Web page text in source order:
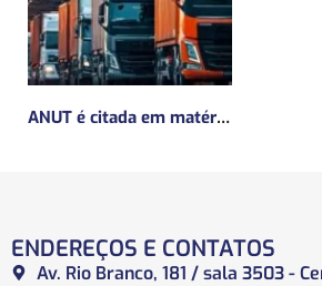
ANUT é citada em matéria da Mundo Logística sobre a MP do Frete
ENDEREÇOS E CONTATOS
Av. Rio Branco, 181 / sala 3503 -